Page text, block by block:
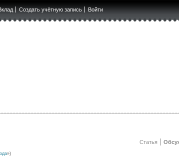
Создать учётную запись Войти
Статья
»)